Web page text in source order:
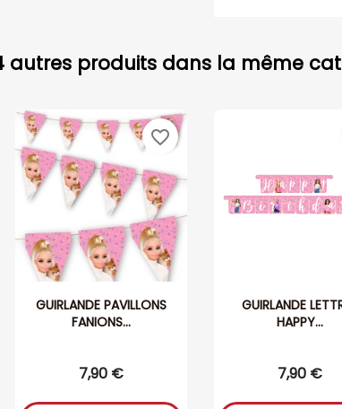
autres produits dans la même
GUIRLANDE PAVILLONS
FANIONS...
7,90 €
favorite_border
GUIRLANDE
HAPPY...
7,90 €